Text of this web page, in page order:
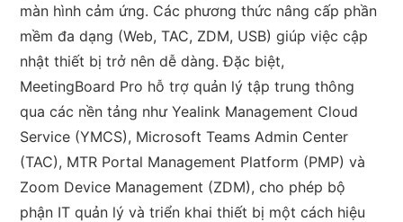
màn hình cảm ứng. Các phương thức nâng cấp phần
mềm đa dạng (Web, TAC, ZDM, USB) giúp việc cập
nhật thiết bị trở nên dễ dàng. Đặc biệt,
MeetingBoard Pro hỗ trợ quản lý tập trung thông
qua các nền tảng như Yealink Management Cloud
Service (YMCS), Microsoft Teams Admin Center
(TAC), MTR Portal Management Platform (PMP) và
Zoom Device Management (ZDM), cho phép bộ
phận IT quản lý và triển khai thiết bị một cách hiệu